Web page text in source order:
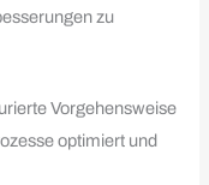
zu
Vorgehensweise
optimiert und